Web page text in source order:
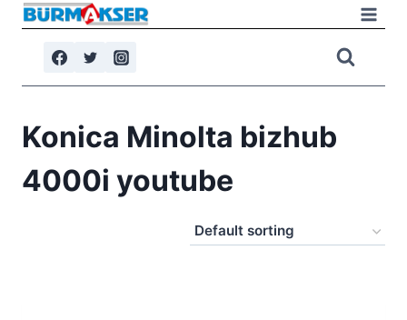
Skip
content
Konica Minolta bizhub
4000i youtube